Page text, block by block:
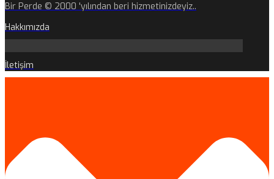
Bir Perde © 2000 'yılından beri hizmetinizdeyiz..
Hakkımızda
İletişim